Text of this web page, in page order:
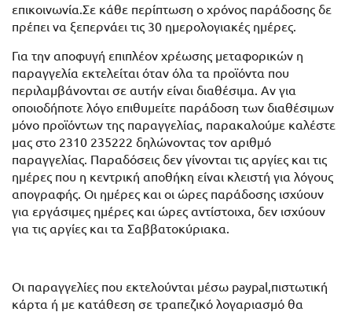
επικοινωνία.Σε κάθε περίπτωση ο χρόνος παράδοσης δε
πρέπει να ξεπερνάει τις 30 ημερολογιακές ημέρες.
Για την αποφυγή επιπλέον χρέωσης μεταφορικών η
παραγγελία εκτελείται όταν όλα τα προϊόντα που
περιλαμβάνονται σε αυτήν είναι διαθέσιμα. Αν για
οποιοδήποτε λόγο επιθυμείτε παράδοση των διαθέσιμων
μόνο προϊόντων της παραγγελίας, παρακαλούμε καλέστε
μας στο 2310 235222 δηλώνοντας τον αριθμό
παραγγελίας. Παραδόσεις δεν γίνονται τις αργίες και τις
ημέρες που η κεντρική αποθήκη είναι κλειστή για λόγους
απογραφής. Οι ημέρες και οι ώρες παράδοσης ισχύουν
για εργάσιμες ημέρες και ώρες αντίστοιχα, δεν ισχύουν
για τις αργίες και τα Σαββατοκύριακα.
Οι παραγγελίες που εκτελούνται μέσω paypal,πιστωτική
κάρτα ή με κατάθεση σε τραπεζικό λογαριασμό θα